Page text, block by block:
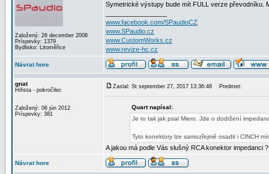
Založený: 26 december 2008
Príspevky: 1379
Bydlisko: Litoměřice
Symetrické výstupy bude mít FULL verze převodníku.
www.facebook.com/SPaudioCZ
www.SPaudio.cz
www.CustomWorks.cz
www.revize-hc.cz
Návrat hore
gnat
Hifista - pokročilec
Založený: 06 jún 2012
Príspevky: 381
Zaslal: St september 27, 2017 13:36:48 Predmet:
Quart napísal:
Je to tak jak psal Miero. Jde o dodržení
Tyto konektory lze samozřejmě osadit i CINCH
A jakou má podle Vás slušný RCA konektor impedanci ?
Návrat hore